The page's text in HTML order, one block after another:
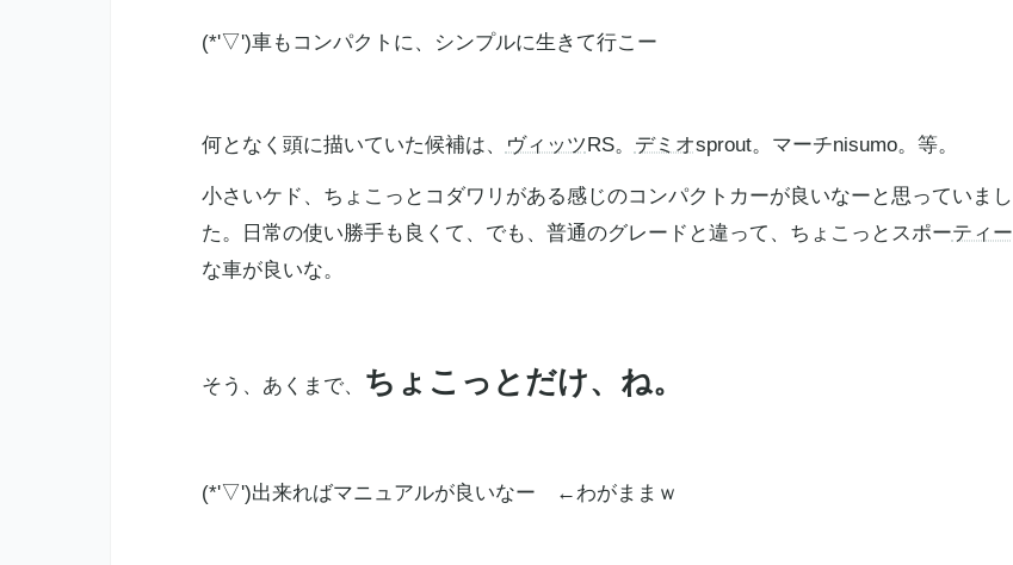
(*'▽')車もコンパクトに、シンプルに生きて行こー
何となく頭に描いていた候補は、 ヴィッツRS。 デミオsprout。マーチnisumo。等。
小さいケド、ちょこっとコダワリがある感じのコンパクトカーが良いなーと思っていまし
た。日常の使い勝手も良くて、でも、普通のグレードと違って、ちょこっとスポーティー
な車が良いな。
そう、あくまで、 ちょこっとだけ、ね。
(*'▽')出来ればマニュアルが良いなー ←わがままｗ